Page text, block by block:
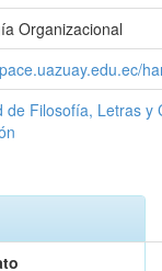
Organizacional
de Filosofía, Letras y